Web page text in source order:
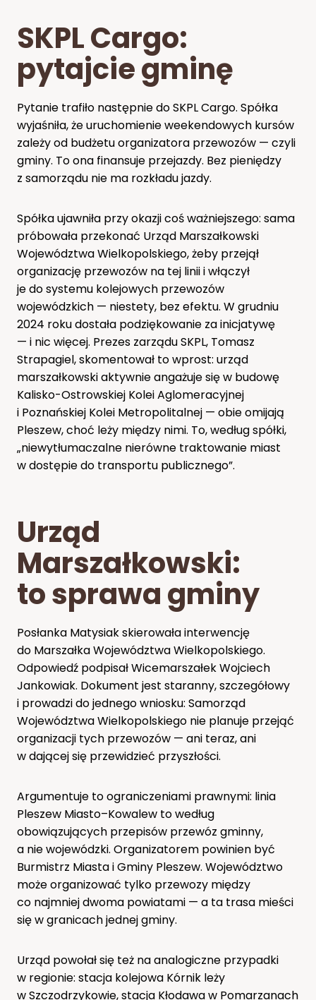
SKPL Cargo:
pytajcie gminę
Pytanie trafiło następnie do SKPL Cargo. Spółka
wyjaśniła, że uruchomienie weekendowych kursów
zależy od budżetu organizatora przewozów — czyli
gminy. To ona finansuje przejazdy. Bez pieniędzy
z samorządu nie ma rozkładu jazdy.
Spółka ujawniła przy okazji coś ważniejszego: sama
próbowała przekonać Urząd Marszałkowski
Województwa Wielkopolskiego, żeby przejął
organizację przewozów na tej linii i włączył
je do systemu kolejowych przewozów
wojewódzkich — niestety, bez efektu. W grudniu
2024 roku dostała podziękowanie za inicjatywę
— i nic więcej. Prezes zarządu SKPL, Tomasz
Strapagiel, skomentował to wprost: urząd
marszałkowski aktywnie angażuje się w budowę
Kalisko-Ostrowskiej Kolei Aglomeracyjnej
i Poznańskiej Kolei Metropolitalnej — obie omijają
Pleszew, choć leży między nimi. To, według spółki,
„niewytłumaczalne nierówne traktowanie miast
w dostępie do transportu publicznego”.
Urząd
Marszałkowski:
to sprawa gminy
Posłanka Matysiak skierowała interwencję
do Marszałka Województwa Wielkopolskiego.
Odpowiedź podpisał Wicemarszałek Wojciech
Jankowiak. Dokument jest staranny, szczegółowy
i prowadzi do jednego wniosku: Samorząd
Województwa Wielkopolskiego nie planuje przejąć
organizacji tych przewozów — ani teraz, ani
w dającej się przewidzieć przyszłości.
Argumentuje to ograniczeniami prawnymi: linia
Pleszew Miasto–Kowalew to według
obowiązujących przepisów przewóz gminny,
a nie wojewódzki. Organizatorem powinien być
Burmistrz Miasta i Gminy Pleszew. Województwo
może organizować tylko przewozy między
co najmniej dwoma powiatami — a ta trasa mieści
się w granicach jednej gminy.
Urząd powołał się też na analogiczne przypadki
w regionie: stacja kolejowa Kórnik leży
w Szczodrzykowie, stacja Kłodawa w Pomarzanach